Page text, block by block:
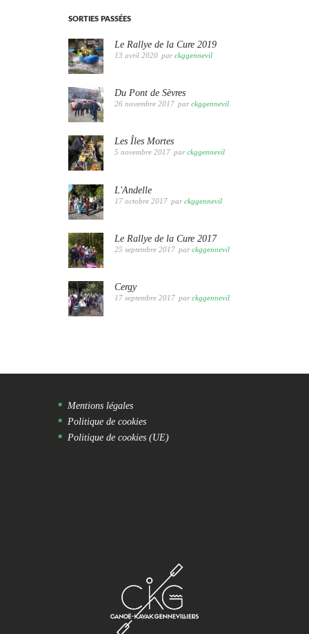
SORTIES PASSÉES
Le Rallye de la Cure 2019
13 avril 2020 parckggennevil
Du Pont de Sèvres
26 novembre 2017 parckggennevil
Les Îles Mortes
5 novembre 2017 parckggennevil
L'Andelle
17 octobre 2017 parckggennevil
Le Rallye de la Cure 2017
25 septembre 2017 parckggennevil
Cergy
17 septembre 2017 parckggennevil
Mentions légales
Politique de cookies
Politique de cookies (UE)